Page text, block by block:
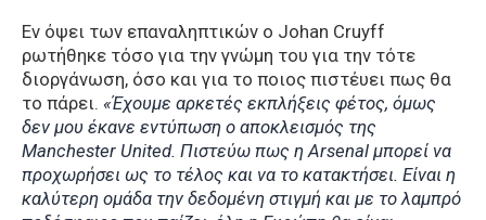
Εν όψει των επαναληπτικών ο Johan Cruyff
ρωτήθηκε τόσο για την γνώμη του για την τότε
διοργάνωση, όσο και για το ποιος πιστέυει πως θα
το πάρει. «Έχουμε αρκετές εκπλήξεις φέτος, όμως
δεν μου έκανε εντύπωση ο αποκλεισμός της
Manchester United. Πιστεύω πως η Arsenal μπορεί να
προχωρήσει ως το τέλος και να το κατακτήσει. Είναι η
καλύτερη ομάδα την δεδομένη στιγμή και με το λαμπρό